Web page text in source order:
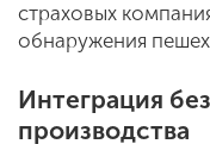
страховых
обнаружения
Интеграция
производства